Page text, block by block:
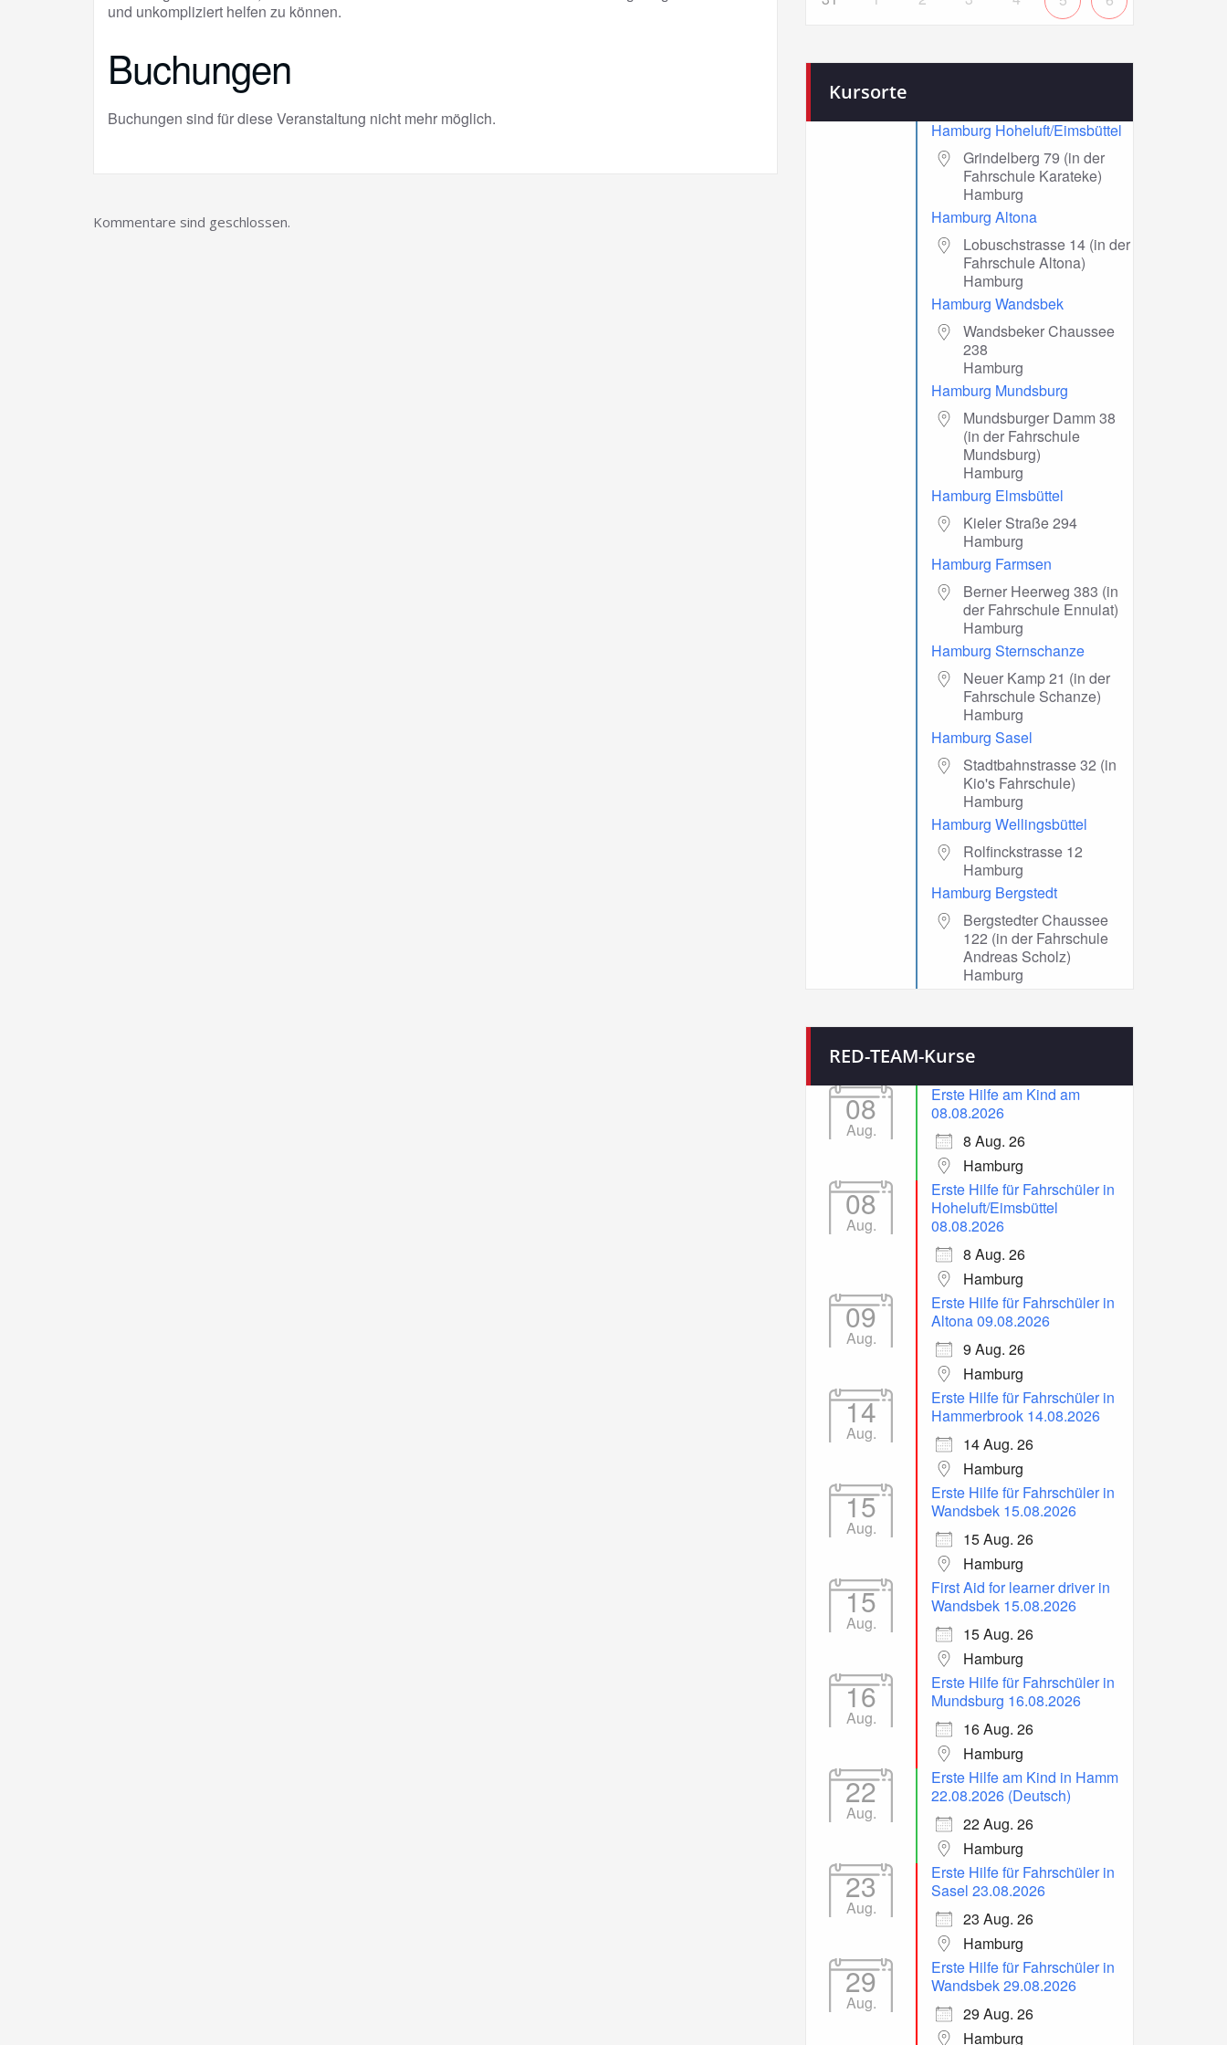
und unkompliziert helfen zu können.
Buchungen
Buchungen sind für diese Veranstaltung nicht mehr möglich.
Kommentare sind geschlossen.
Kursorte
Hamburg Hoheluft/Eimsbüttel
Grindelberg 79 (in der
Fahrschule Karateke)
Hamburg
Hamburg Altona
Lobuschstrasse 14 (in der
Fahrschule Altona)
Hamburg
Hamburg Wandsbek
Wandsbeker Chaussee
238
Hamburg
Hamburg Mundsburg
Mundsburger Damm 38
(in der Fahrschule
Mundsburg)
Hamburg
Hamburg Elmsbüttel
Kieler Straße 294
Hamburg
Hamburg Farmsen
Berner Heerweg 383 (in
der Fahrschule Ennulat)
Hamburg
Hamburg Sternschanze
Neuer Kamp 21 (in der
Fahrschule Schanze)
Hamburg
Hamburg Sasel
Stadtbahnstrasse 32 (in
Kio's Fahrschule)
Hamburg
Hamburg Wellingsbüttel
Rolfinckstrasse 12
Hamburg
Hamburg Bergstedt
Bergstedter Chaussee
122 (in der Fahrschule
Andreas Scholz)
Hamburg
RED-TEAM-Kurse
08
Aug.
Erste Hilfe am Kind am
08.08.2026
8 Aug. 26
Hamburg
08
Aug.
Erste Hilfe für Fahrschüler in
Hoheluft/Eimsbüttel
08.08.2026
8 Aug. 26
Hamburg
09
Aug.
Erste Hilfe für Fahrschüler in
Altona 09.08.2026
9 Aug. 26
Hamburg
14
Aug.
Erste Hilfe für Fahrschüler in
Hammerbrook 14.08.2026
14 Aug. 26
Hamburg
15
Aug.
Erste Hilfe für Fahrschüler in
Wandsbek 15.08.2026
15 Aug. 26
Hamburg
15
Aug.
First Aid for learner driver in
Wandsbek 15.08.2026
15 Aug. 26
Hamburg
16
Aug.
Erste Hilfe für Fahrschüler in
Mundsburg 16.08.2026
16 Aug. 26
Hamburg
22
Aug.
Erste Hilfe am Kind in Hamm
22.08.2026 (Deutsch)
22 Aug. 26
Hamburg
23
Aug.
Erste Hilfe für Fahrschüler in
Sasel 23.08.2026
23 Aug. 26
Hamburg
29
Aug.
Erste Hilfe für Fahrschüler in
Wandsbek 29.08.2026
29 Aug. 26
Hamburg